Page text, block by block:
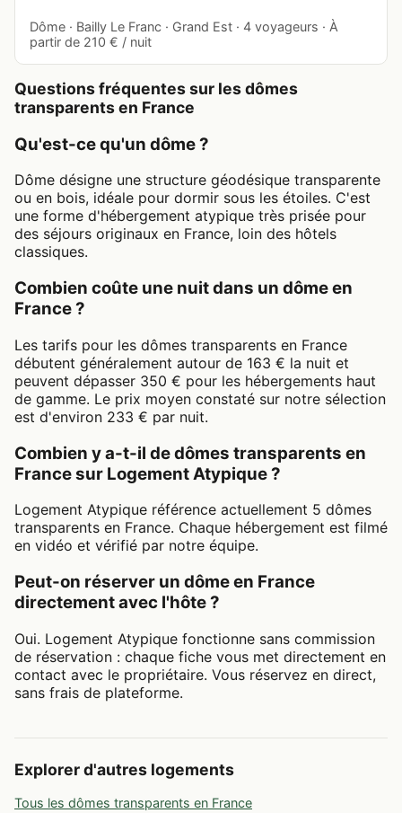
Dôme · Bailly Le Franc · Grand Est · 4 voyageurs · À
partir de 210 € / nuit
Questions fréquentes sur les dômes
transparents en France
Qu'est-ce qu'un dôme ?
Dôme désigne une structure géodésique transparente
ou en bois, idéale pour dormir sous les étoiles. C'est
une forme d'hébergement atypique très prisée pour
des séjours originaux en France, loin des hôtels
classiques.
Combien coûte une nuit dans un dôme en
France ?
Les tarifs pour les dômes transparents en France
débutent généralement autour de 163 € la nuit et
peuvent dépasser 350 € pour les hébergements haut
de gamme. Le prix moyen constaté sur notre sélection
est d'environ 233 € par nuit.
Combien y a-t-il de dômes transparents en
France sur Logement Atypique ?
Logement Atypique référence actuellement 5 dômes
transparents en France. Chaque hébergement est filmé
en vidéo et vérifié par notre équipe.
Peut-on réserver un dôme en France
directement avec l'hôte ?
Oui. Logement Atypique fonctionne sans commission
de réservation : chaque fiche vous met directement en
contact avec le propriétaire. Vous réservez en direct,
sans frais de plateforme.
Explorer d'autres logements
Tous les dômes transparents en France